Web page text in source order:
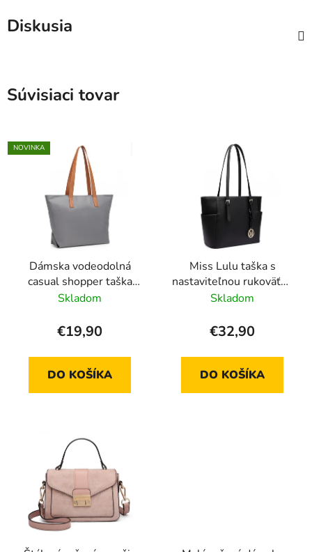
Diskusia
Súvisiaci tovar
NOVINKA
Dámska vodeodolná
casual shopper taška
LH2240- šedá - 14L
Skladom
€19,90
DO KOŠÍKA
Miss Lulu taška s
nastaviteľnou rukoväťou
LM1642 - čierna
Skladom
€32,90
DO KOŠÍKA